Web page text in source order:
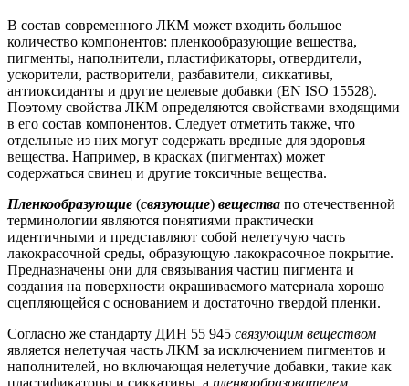
В состав современного ЛКМ может входить большое
количество компонентов: пленкообразующие вещества,
пигменты, наполнители, пластификаторы, отвердители,
ускорители, растворители, разбавители, сиккативы,
антиоксиданты и другие целевые добавки (EN ISO 15528).
Поэтому свойства ЛКМ определяются свойствами входящими
в его состав компонентов. Следует отметить также, что
отдельные из них могут содержать вредные для здоровья
вещества. Например, в красках (пигментах) может
содержаться свинец и другие токсичные вещества.
Пленкообразующие (связующие) вещества по отечественной
терминологии являются понятиями практически
идентичными и представляют собой нелетучую часть
лакокрасочной среды, образующую лакокрасочное покрытие.
Предназначены они для связывания частиц пигмента и
создания на поверхности окрашиваемого материала хорошо
сцепляющейся с основанием и достаточно твердой пленки.
Согласно же стандарту ДИН 55 945 связующим веществом
является нелетучая часть ЛКМ за исключением пигментов и
наполнителей, но включающая нелетучие добавки, такие как